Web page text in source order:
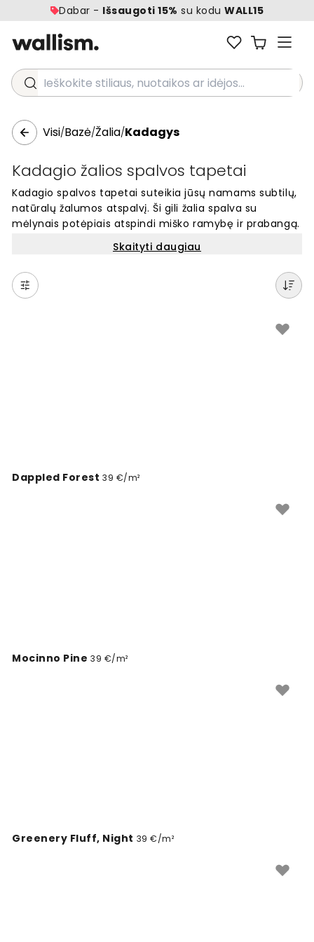
Dabar - Išsaugoti 15% su kodu WALL15
Ieškokite stiliaus, nuotaikos ar idėjos...
Visi/Bazė/Žalia/Kadagys
Kadagio žalios spalvos tapetai
Kadagio spalvos tapetai suteikia jūsų namams subtilų,
natūralų žalumos atspalvį. Ši gili žalia spalva su
mėlynais potėpiais atspindi miško ramybę ir prabangą.
Kadagio tapetai puikiai tinka sukurti jaukią atmosferą
bet kuriame kambaryje. Šis populiarus, žemiškas
atspalvis yra interjero dizainerių mėgstamas
pasirinkimas, suteikiantis sienoms charakterio ir gylio.
Kadagio spalva puikiai dera su įvairiais stiliais ir išlieka
Skaityti daugiau
Dappled Forest 39 €/m²
Mocinno Pine 39 €/m²
Greenery Fluff, Night 39 €/m²